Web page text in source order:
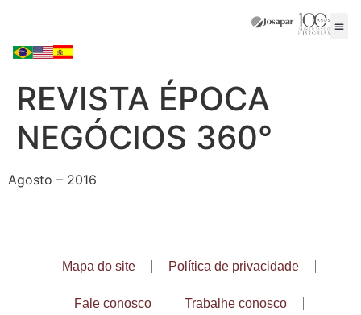
REVISTA ÉPOCA
NEGÓCIOS 360°
Agosto – 2016
Mapa do site Política de privacidade
Fale conosco Trabalhe conosco